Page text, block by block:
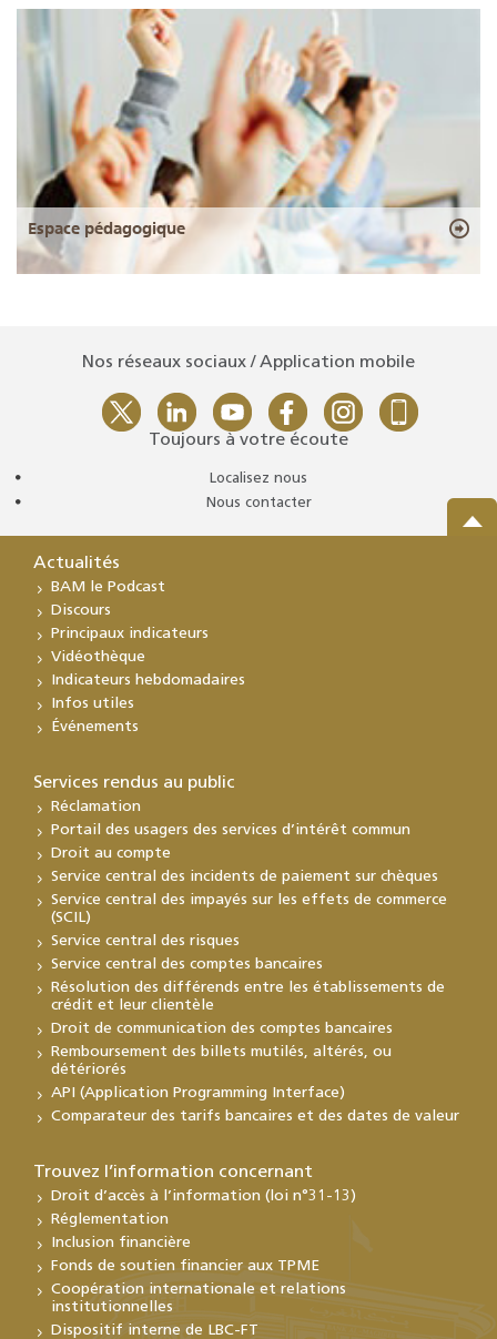
Espace pédagogique
Nos réseaux sociaux / Application mobile
Toujours à votre écoute
Localisez nous
Nous contacter
Actualités
BAM le Podcast
Discours
Principaux indicateurs
Vidéothèque
Indicateurs hebdomadaires
Infos utiles
Événements
Services rendus au public
Réclamation
Portail des usagers des services d’intérêt commun
Droit au compte
Service central des incidents de paiement sur chèques
Service central des impayés sur les effets de commerce
(SCIL)
Service central des risques
Service central des comptes bancaires
Résolution des différends entre les établissements de
crédit et leur clientèle
Droit de communication des comptes bancaires
Remboursement des billets mutilés, altérés, ou
détériorés
API (Application Programming Interface)
Comparateur des tarifs bancaires et des dates de valeur
Trouvez l’information concernant
Droit d’accès à l’information (loi n°31-13)
Réglementation
Inclusion financière
Fonds de soutien financier aux TPME
Coopération internationale et relations
institutionnelles
Dispositif interne de LBC-FT